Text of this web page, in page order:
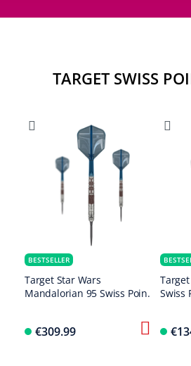
TARGET SWISS
BESTSELLER
Target Star Wars
Mandalorian 95 Swiss Point
€309.99
Swiss